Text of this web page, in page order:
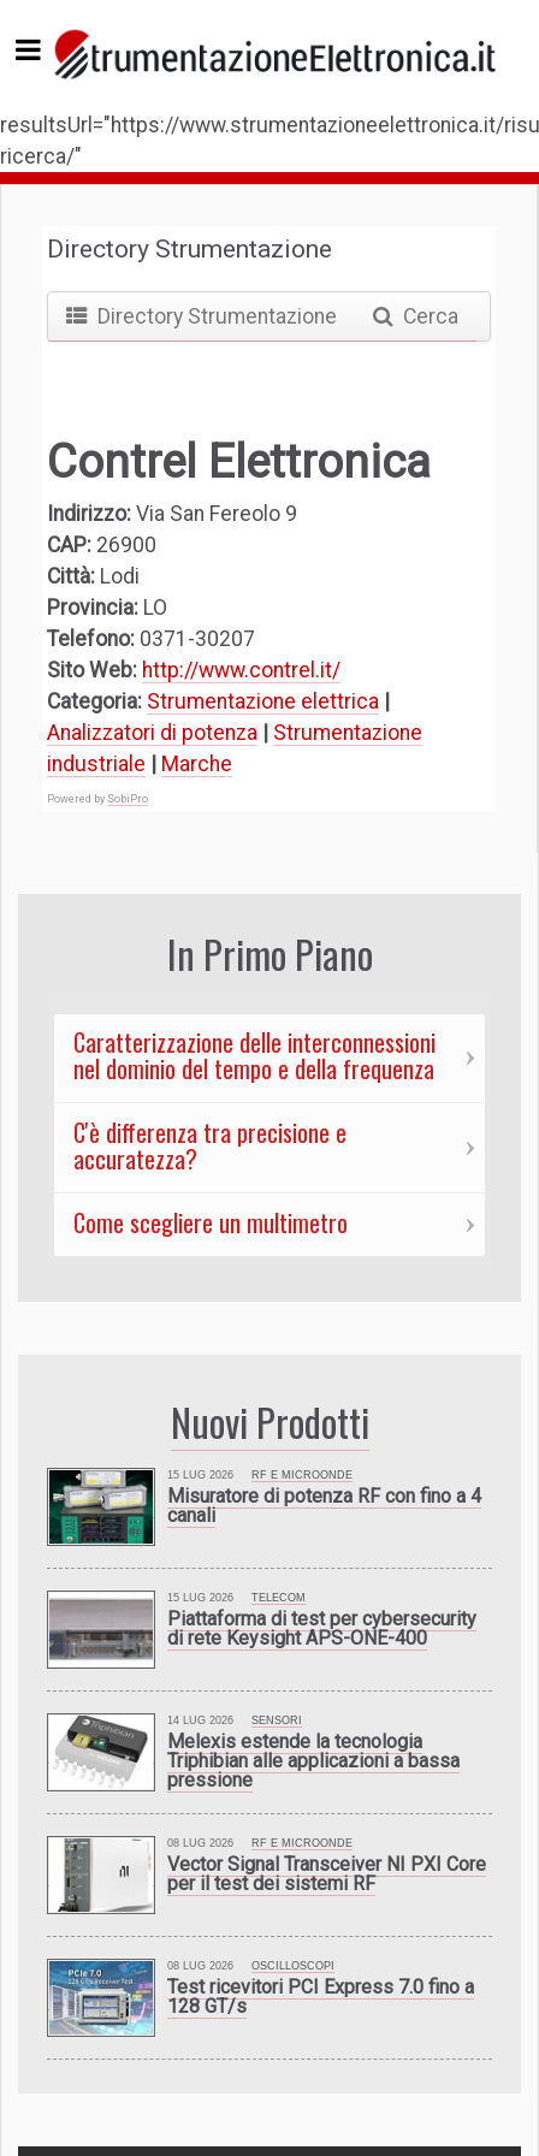
resultsUrl="https://www.strumentazioneelettronica.it/
ricerca/"
Directory Strumentazione
Directory Strumentazione Cerca
Contrel Elettronica
Indirizzo: Via San Fereolo 9
CAP: 26900
Città: Lodi
Provincia: LO
Telefono: 0371-30207
Sito Web: http://www.contrel.it/
Categoria: Strumentazione elettrica
Analizzatori di potenza
Strumentazione
industriale
Marche
Powered by SobiPro
In Primo Piano
Caratterizzazione delle interconnessioni
nel dominio del tempo e della frequenza
C'è differenza tra precisione e
accuratezza?
Come scegliere un multimetro
Nuovi Prodotti
15 LUG 2026 RF E MICROONDE
Misuratore di potenza RF con fino a 4
canali
15 LUG 2026 TELECOM
Piattaforma di test per cybersecurity
di rete Keysight APS-ONE-400
14 LUG 2026 SENSORI
Melexis estende la tecnologia
Triphibian alle applicazioni a bassa
pressione
08 LUG 2026 RF E MICROONDE
Vector Signal Transceiver NI PXI Core
per il test dei sistemi RF
08 LUG 2026 OSCILLOSCOPI
Test ricevitori PCI Express 7.0 fino a
128 GT/s